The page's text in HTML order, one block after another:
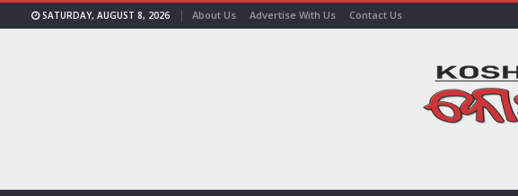
SATURDAY, AUGUST 8, 2026 About Us Advertise With Us Contact Us